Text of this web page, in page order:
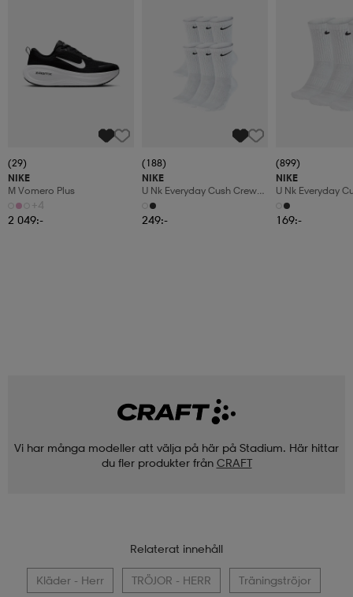
(29)
NIKE
M Vomero Plus
+4
2 049:-
(188)
NIKE
U Nk Everyday Cush Crew
6pr-Bd
249:-
(899)
NIKE
U Nk Everyday
3pr
169:-
Vi har många modeller att välja på här på Stadium. Här hittar
du fler produkter från CRAFT
Relaterat innehåll
Kläder - Herr TRÖJOR - HERR Träningströjor